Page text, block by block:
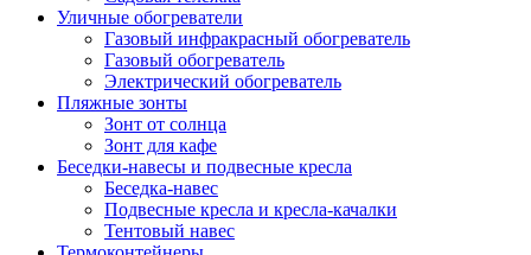
Уличные обогреватели
Газовый инфракрасный обогреватель
Газовый обогреватель
Электрический обогреватель
Пляжные зонты
Зонт от солнца
Зонт для кафе
Беседки-навесы и подвесные кресла
Беседка-навес
Подвесные кресла и кресла-качалки
Тентовый навес